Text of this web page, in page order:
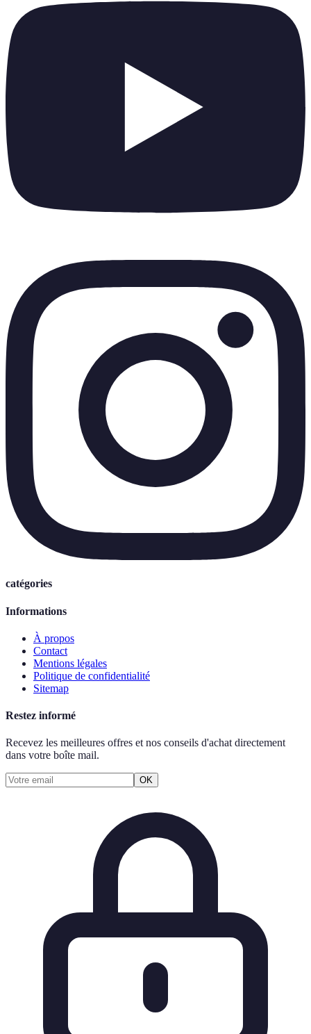
catégories
Informations
À propos
Contact
Mentions légales
Politique de confidentialité
Sitemap
Restez informé
Recevez les meilleures offres et nos conseils d'achat directement
dans votre boîte mail.
OK